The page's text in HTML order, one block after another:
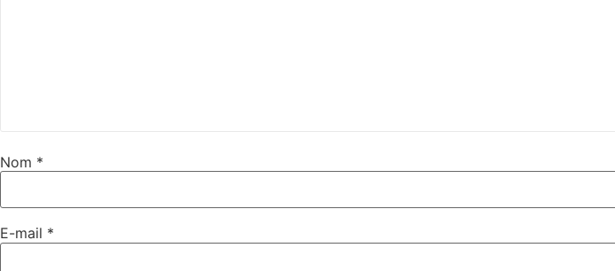
Nom *
E-mail *